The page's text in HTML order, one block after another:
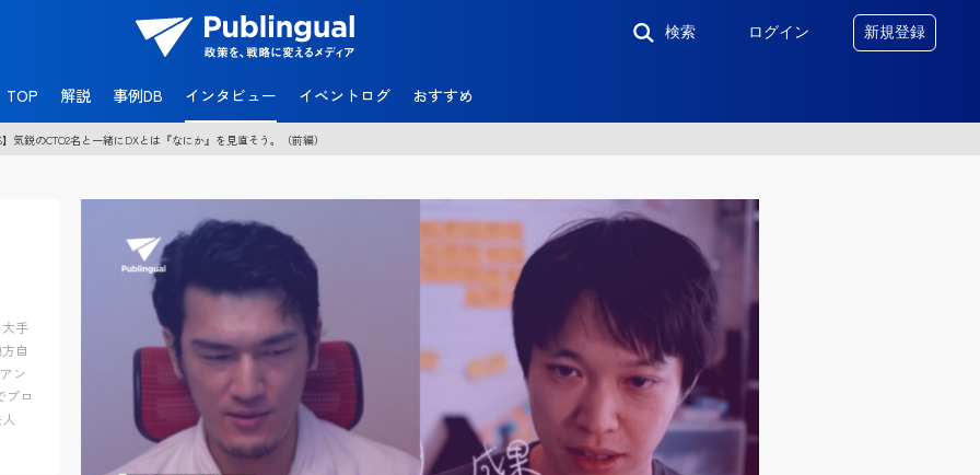
官
民
共
創
メ
ア
P
i
g
u
l
検索 ログイン 新規登録
TOP 解説 事例DB インタビュー イベントログ おすすめ
気鋭のCTO2名と一緒にDXとは『なにか』を見直そう。（前編）
手
自
ン
プロ